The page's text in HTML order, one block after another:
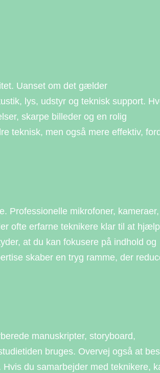
Uanset om det gælder
lys, udstyr og teknisk support.
skarpe billeder og en rolig
teknisk, men også mere effektiv,
Professionelle mikrofoner, kameraer,
ofte erfarne teknikere klar til at
at du kan fokusere på indhold og
skaber en tryg ramme, der
manuskripter, storyboard,
bruges. Overvej også at
du samarbejder med teknikere,